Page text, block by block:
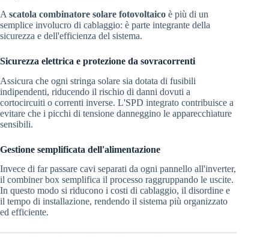
A scatola combinatore solare fotovoltaico è più di un
semplice involucro di cablaggio: è parte integrante della
sicurezza e dell'efficienza del sistema.
Sicurezza elettrica e protezione da sovracorrenti
Assicura che ogni stringa solare sia dotata di fusibili
indipendenti, riducendo il rischio di danni dovuti a
cortocircuiti o correnti inverse. L'SPD integrato contribuisce a
evitare che i picchi di tensione danneggino le apparecchiature
sensibili.
Gestione semplificata dell'alimentazione
Invece di far passare cavi separati da ogni pannello all'inverter,
il combiner box semplifica il processo raggruppando le uscite.
In questo modo si riducono i costi di cablaggio, il disordine e
il tempo di installazione, rendendo il sistema più organizzato
ed efficiente.